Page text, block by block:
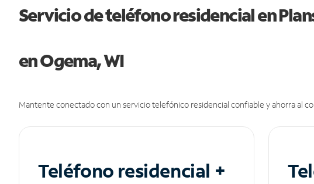
Servicio de teléfono residencial en
en Ogema, WI
Mantente conectado con un servicio telefónico residencial confiable y ahorra al
Teléfono residencial +